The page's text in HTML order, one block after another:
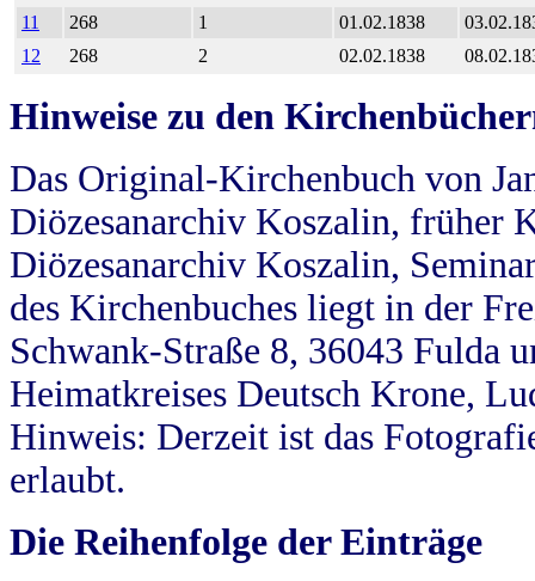
11
268 1 01.02.1838
12
268 2 02.02.1838
Hinweise zu den
Das Original-Kirchenbuch von
Diözesanarchiv Koszalin, früher
Diözesanarchiv Koszalin,
des Kirchenbuches liegt in der
Schwank-Straße 8, 36043 Fulda
Heimatkreises Deutsch Krone,
Hinweis: Derzeit ist das
erlaubt.
Die Reihenfolge der Einträge